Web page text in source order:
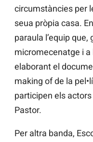
circumstàncies per
seua pròpia casa.
paraula l’equip
micromecenatge i a
elaborant el
making of de la
participen els
Pastor.
Per altra banda,